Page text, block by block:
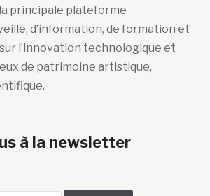
principale plateforme
d’information, de formation et
l’innovation technologique et
de patrimoine artistique,
à la newsletter